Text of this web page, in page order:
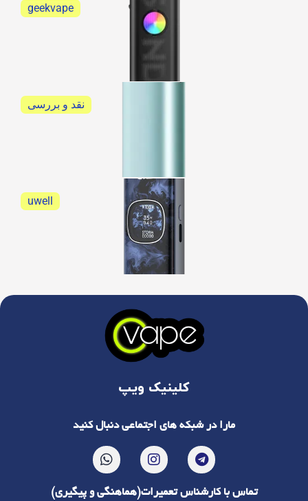
geekvape
نقد و بررسی
uwell
نقد و بررسی پاد سیستم یوول کالیبرن G5
نقد و بررسی پاد سیستم یوول کالیبرن G5 جامع و...
کلینیک ویپ
مارا در شبکه های اجتماعی دنبال کنید
تماس با کارشناس تعمیرات(هماهنگی و پیگیری)